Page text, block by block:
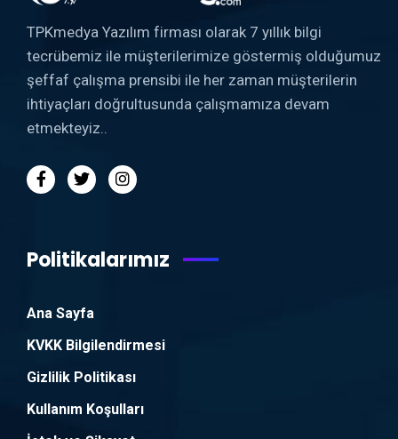
TPKmedya Yazılım firması olarak 7 yıllık bilgi
tecrübemiz ile müşterilerimize göstermiş olduğumuz
şeffaf çalışma prensibi ile her zaman müşterilerin
ihtiyaçları doğrultusunda çalışmamıza devam
etmekteyiz..
Politikalarımız
Ana Sayfa
KVKK Bilgilendirmesi
Gizlilik Politikası
Kullanım Koşulları